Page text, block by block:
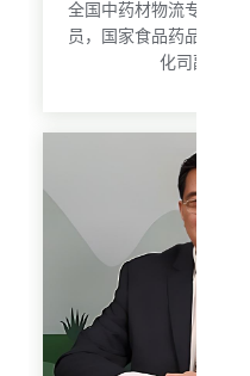
全国中药材物流专家委
员，国家食品药品监督
化司副司长